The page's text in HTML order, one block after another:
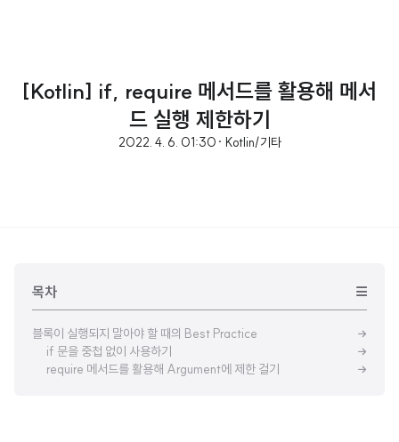
[Kotlin] if, require 메서드를 활용해 메서
드 실행 제한하기
2022. 4. 6. 01:30 · Kotlin/기타
목차
블록이 실행되지 말아야 할 때의 Best Practice
if 문을 중첩 없이 사용하기
require 메서드를 활용해 Argument에 제한 걸기